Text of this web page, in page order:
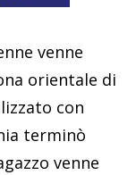
venne
orientale di
con
terminò
venne